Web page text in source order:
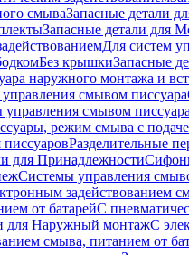
смываЗапасные детали
Запасные детали для
Для систем
Без крышкиЗапасные
наружного монтажа и
смывом писсуара
управления смывом писсуара
режим смыва с
писсуаровРазделительные
для Принадлежности
Системы управления
задействованием
от батарейС
для Наружный монтажС
смыва, питанием от